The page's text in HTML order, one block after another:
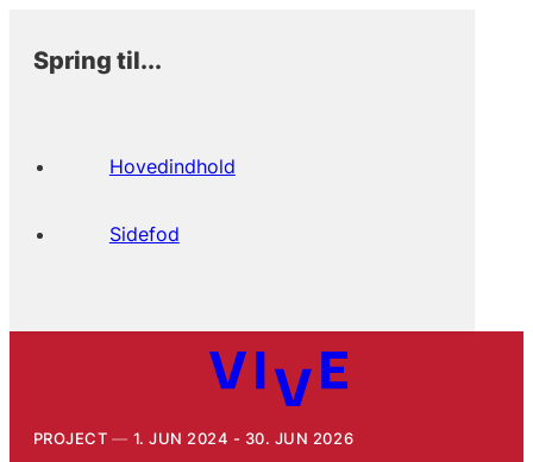
Spring til...
Hovedindhold
Sidefod
PROJECT 1. JUN 2024 - 30. JUN 2026